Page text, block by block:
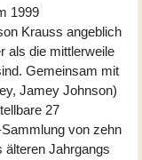
1999
Krauss angeblich
als die mittlerweile
Gemeinsam mit
Jamey Johnson)
27
von zehn
älteren Jahrgangs